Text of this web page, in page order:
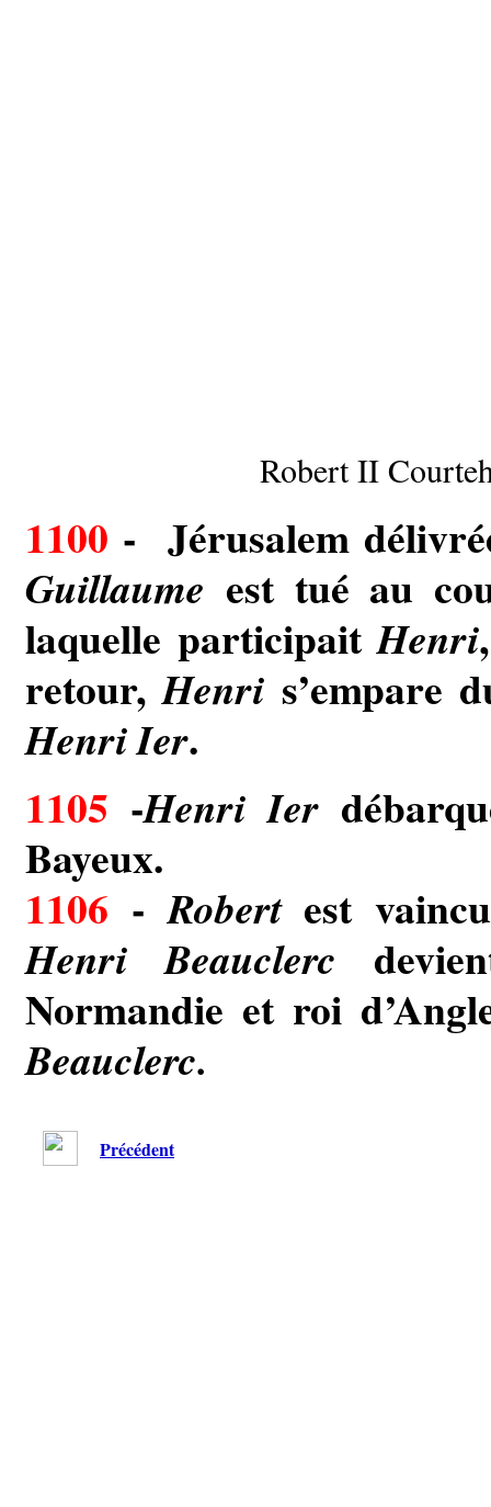
Robert II
1100 - Jérusalem
Guillaume est tué au
laquelle participaitHenri
retour,Henri s’empare
Henri Ier.
1105 -Henri Ier
Bayeux.
1106 -Robert est
Henri Beauclerc
Normandie et roi
Beauclerc.
Précédent